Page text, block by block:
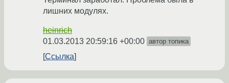
лишних модулях.
heinrich
01.03.2013 20:59:16 +00:00 автор топика
Ссылка